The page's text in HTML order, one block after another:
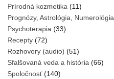
Prírodná kozmetika (11)
Prognózy, Astrológia, Numerológia
Psychoterapia (33)
Recepty (72)
Rozhovory (audio) (51)
Sfalšovaná veda a história (66)
Spoločnosť(140)